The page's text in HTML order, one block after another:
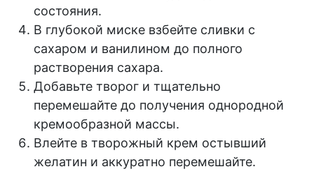
состояния.
В глубокой миске взбейте сливки с
сахаром и ванилином до полного
растворения сахара.
Добавьте творог и тщательно
перемешайте до получения однородной
кремообразной массы.
Влейте в творожный крем остывший
желатин и аккуратно перемешайте.